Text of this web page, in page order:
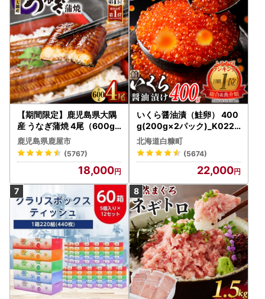
【期間限定】鹿児島県大隅
産 うなぎ蒲焼 4尾（600g
） KN007-004-04-cp18
うなぎ 鰻 魚 惣菜 総菜
鹿児島県鹿屋市
(5767)
18,000
いくら醤油漬（鮭卵） 400
g(200g×2パック)_K022-
1676
北海道白糠町
(5674)
22,000